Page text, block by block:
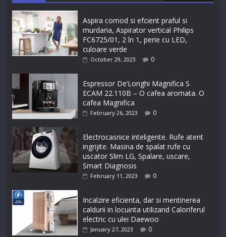
Aspira comod si efcient praful si
murdaria, Aspirator vertical Philips
FC6725/01, 2 în 1, perie cu LED,
culoare verde
October 29, 2023 0
Espressor De’Longhi Magnifica S
ECAM 22.110B – O cafea aromata. O
cafea Magnifica
February 26, 2023 0
Electrocasnice inteligente. Rufe atent
ingrijite. Masina de spalat rufe cu
uscator Slim LG, Spalare, uscare,
Smart Diagnosis
February 11, 2023 0
Incalzire eficienta, dar si mentinerea
caldurii in locuinta utilizand Caloriferul
electric cu ulei Daewoo
January 27, 2023 0